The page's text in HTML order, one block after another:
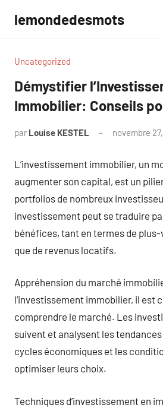
contenu
lemondedesmots
Uncategorized
Démystifier
Immobilier: Conseils
par Louise KESTEL novembre
L’investissement immobilier, un
augmenter son capital, est un
portfolios de nombreux
investissement peut se traduire
bénéfices, tant en termes de
que de revenus locatifs.
Appréhension du marché
l’investissement immobilier, il est
comprendre le marché. Les
suivent et analysent les
cycles économiques et les
optimiser leurs choix.
Techniques d’investissement en